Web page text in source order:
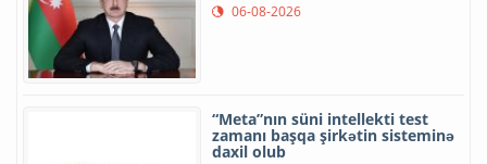
06-08-2026
“Meta”nın süni intellekti test
zamanı başqa şirkətin sisteminə
daxil olub